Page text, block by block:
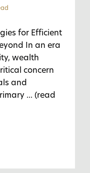
for Efficient
In an era
wealth
concern
and
... (read